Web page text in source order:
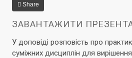
Share
ЗАВАНТАЖИТИ
У доповіді розповість про
суміжних дисциплін для